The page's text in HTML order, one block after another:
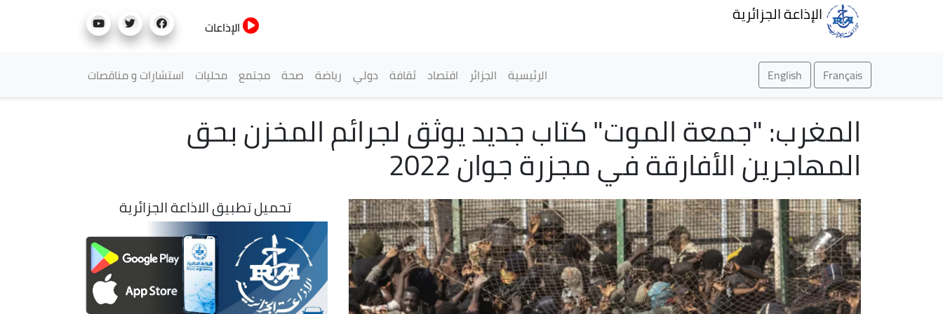
الإذاعة الجزائرية
الإذاعات
Français
English القائمة الرئيسية
الرئيسية الجزائر اقتصاد ثقافة دولي رياضة صحة مجتمع محليات استشارات و مناقصات
المغرب: "جمعة الموت" كتاب جديد يوثق لجرائم المخزن بحق
المهاجرين الأفارقة في مجزرة جوان 2022
تحميل تطبيق الاذاعة الجزائرية